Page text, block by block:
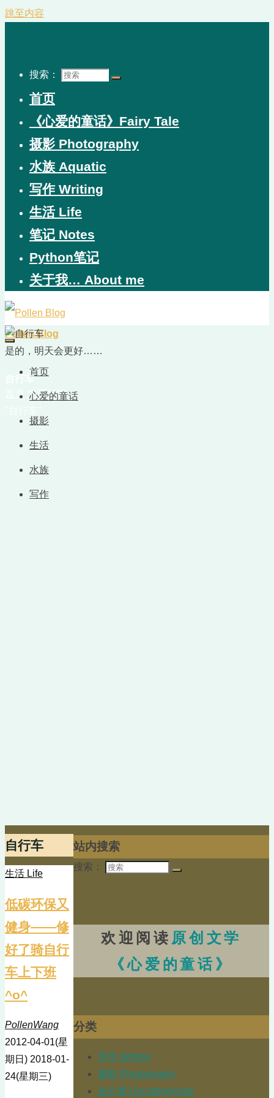
跳至内容
搜索：
首页
《心爱的童话》Fairy Tale
摄影 Photography
水族 Aquatic
写作 Writing
生活 Life
笔记 Notes
Python笔记
关于我… About me
Pollen Blog
是的，明天会更好……
首页
心爱的童话
摄影
生活
水族
写作
自行车
首页
文章标签
自行车
生活 Life
低碳环保又
健身——修
好了骑自行
车上下班
^o^
PollenWang
2012-04-01(星
期日) 2018-01-
24(星期三)
站内搜索
搜索：
欢迎阅读 原创文学
《心爱的童话》
分类
写作 Writing
摄影 Photography
未分类 Uncategorized